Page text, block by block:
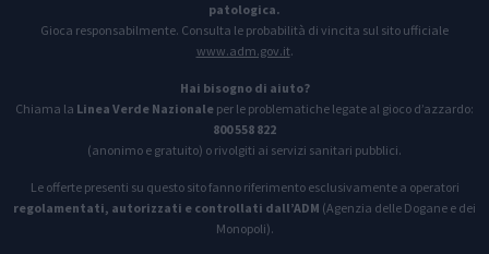
patologica.
Gioca responsabilmente. Consulta le probabilità di vincita sul sito ufficiale
www.adm.gov.it.
Hai bisogno di aiuto?
Chiama la Linea Verde Nazionale per le problematiche legate al gioco d’azzardo:
800 558 822
(anonimo e gratuito) o rivolgiti ai servizi sanitari pubblici.
Le offerte presenti su questo sito fanno riferimento esclusivamente a operatori
regolamentati, autorizzati e controllati dall’ADM (Agenzia delle Dogane e dei
Monopoli).